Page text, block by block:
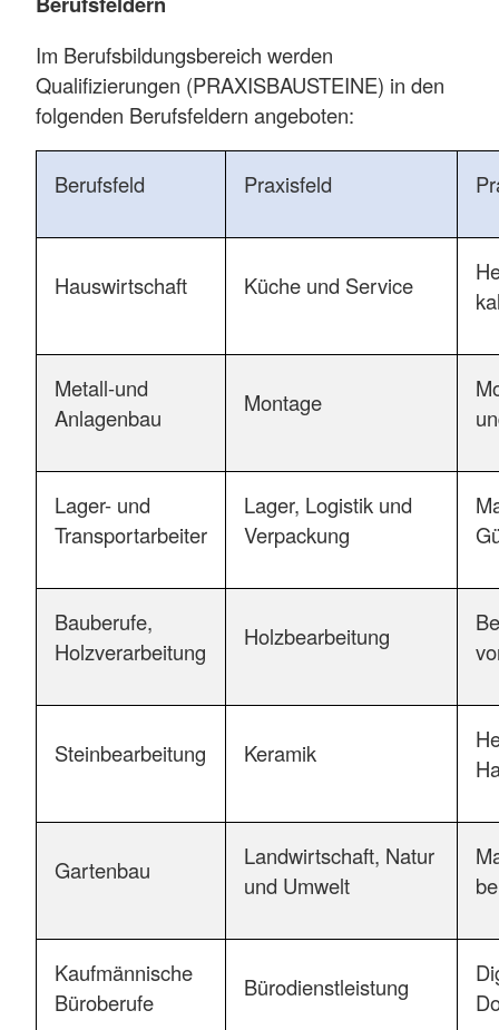
Im Berufsbildungsbereich werden
Qualifizierungen (PRAXISBAUSTEINE) in den
folgenden Berufsfeldern angeboten:
Berufsfeld Praxisfeld
Hauswirtschaft Küche und Service
Metall-und
Anlagenbau
Montage
Lager- und
Transportarbeiter
Lager, Logistik und
Verpackung
Bauberufe,
Holzverarbeitung
Holzbearbeitung
Steinbearbeitung Keramik
Gartenbau
Landwirtschaft, Natur
und Umwelt
Kaufmännische
Büroberufe
Bürodienstleistung